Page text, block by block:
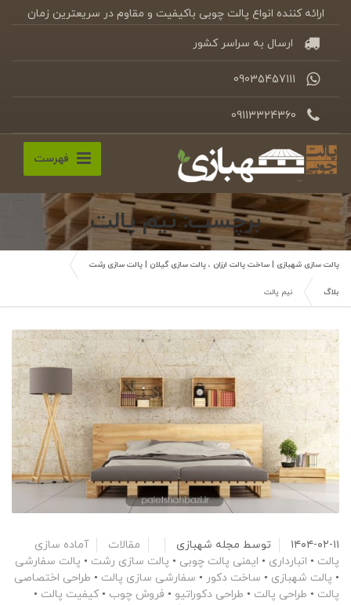
ارائه کننده انواع پالت چوبی باکیفیت و مقاوم در سریعترین زمان
ارسال به سراسر کشور
09035457111
09113324360
فهرست
برچسب: نیم پالت
پالت سازی شهبازی | ساخت پالت ارزان ، پالت سازی گیلان | پالت سازی رشت
بلاگ نیم پالت
۱۴۰۴-۰۲-۱۱ توسط مجله شهبازی مقالات
آماده سازی
پالت • انبارداری • ایمنی پالت چوبی • پالت سازی رشت • پالت سفارشی
• پالت شهبازی • ساخت دکور • سفارشی سازی پالت • طراحی اختصاصی
پالت • طراحی پالت • طراحی دکوراتیو • فروش چوب •کیفیت پالت •